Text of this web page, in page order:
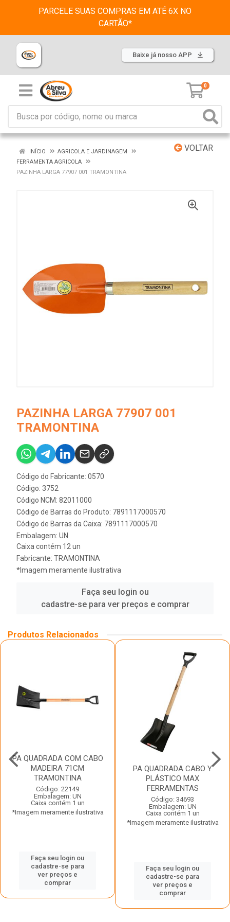
PARCELE SUAS COMPRAS EM ATÉ 6X NO
CARTÃO*
Baixe já nosso APP
0
VOLTAR
INÍCIO
AGRICOLA E JARDINAGEM
FERRAMENTA AGRICOLA
PAZINHA LARGA 77907 001 TRAMONTINA
PAZINHA LARGA 77907 001
TRAMONTINA
Código do Fabricante: 0570
Código: 3752
Código NCM: 82011000
Código de Barras do Produto: 7891117000570
Código de Barras da Caixa: 7891117000570
Embalagem: UN
Caixa contém 12 un
Fabricante: TRAMONTINA
*Imagem meramente ilustrativa
Faça seu login ou
cadastre-se para ver preços e comprar
Produtos Relacionados
PA QUADRADA COM CABO
MADEIRA 71CM
TRAMONTINA
Código: 22149
Embalagem: UN
Caixa contém 1 un
*Imagem meramente ilustrativa
Faça seu login ou
cadastre-se para
ver preços e
comprar
PA QUADRADA CABO Y
PLÁSTICO MAX
FERRAMENTAS
Código: 34693
Embalagem: UN
Caixa contém 1 un
*Imagem meramente ilustrativa
Faça seu login ou
cadastre-se para
ver preços e
comprar